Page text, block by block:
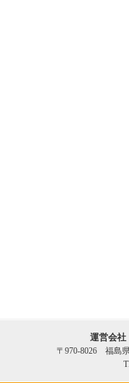
運営会
〒970-8026 福島